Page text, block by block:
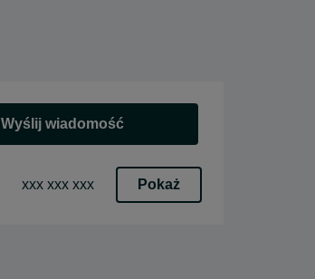
Wyślij wiadomość
xxx xxx xxx Pokaż